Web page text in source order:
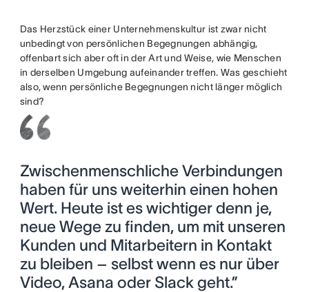
Das Herzstück einer Unternehmenskultur ist zwar nicht
unbedingt von persönlichen Begegnungen abhängig,
offenbart sich aber oft in der Art und Weise, wie Menschen
in derselben Umgebung aufeinander treffen. Was geschieht
also, wenn persönliche Begegnungen nicht länger möglich
sind?
Zwischenmenschliche Verbindungen
haben für uns weiterhin einen hohen
Wert. Heute ist es wichtiger denn je,
neue Wege zu finden, um mit unseren
Kunden und Mitarbeitern in Kontakt
zu bleiben – selbst wenn es nur über
Video, Asana oder Slack geht.”